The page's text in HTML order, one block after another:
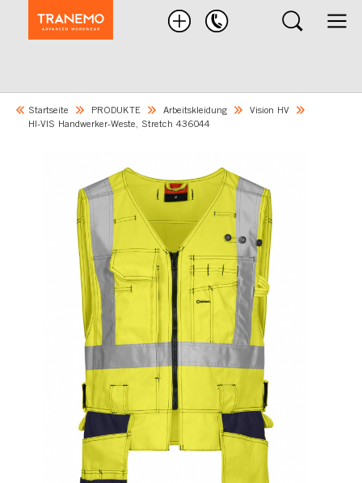
Produkten
Startseite PRODUKTE Arbeitskleidung
Vision HV
HI-VIS Handwerker-Weste, Stretch 436044